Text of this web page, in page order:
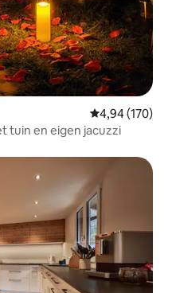
Gemiddelde
4,94 (170)
tuin en eigen jacuzzi